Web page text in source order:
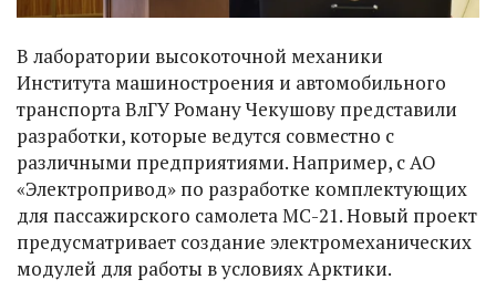
В лаборатории высокоточной механики
Института машиностроения и автомобильного
транспорта ВлГУ Роману Чекушову представили
разработки, которые ведутся совместно с
различными предприятиями. Например, с АО
«Электропривод» по разработке комплектующих
для пассажирского самолета МС-21. Новый проект
предусматривает создание электромеханических
модулей для работы в условиях Арктики.